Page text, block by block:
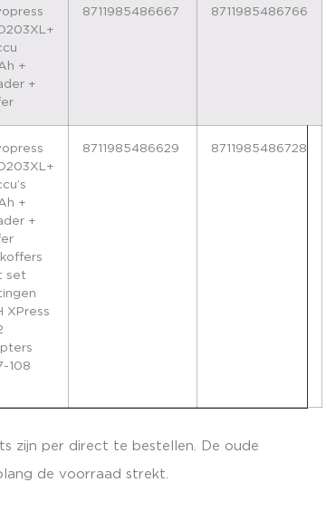
+
+
8711985486667 8711985486766
+
+
set
XPress
108
8711985486629 8711985486728
zijn per direct te bestellen. De oude
de voorraad strekt.